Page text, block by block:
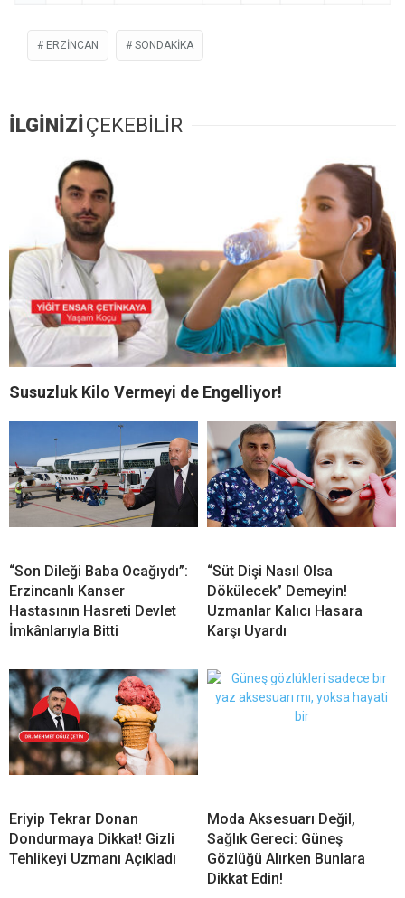
ERZİNCAN SONDAKIKA
İLGİNİZİÇEKEBİLİR
Susuzluk Kilo Vermeyi de Engelliyor!
“Son Dileği Baba Ocağıydı”:
Erzincanlı Kanser
Hastasının Hasreti Devlet
İmkânlarıyla Bitti
“Süt Dişi Nasıl Olsa
Dökülecek” Demeyin!
Uzmanlar Kalıcı Hasara
Karşı Uyardı
Eriyip Tekrar Donan
Dondurmaya Dikkat! Gizli
Tehlikeyi Uzmanı Açıkladı
Moda Aksesuarı Değil,
Sağlık Gereci: Güneş
Gözlüğü Alırken Bunlara
Dikkat Edin!